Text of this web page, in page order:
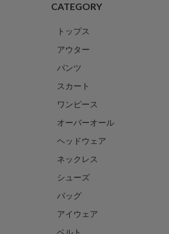
CATEGORY
トップス
アウター
パンツ
スカート
ワンピース
オーバーオール
ヘッドウェア
ネックレス
シューズ
バッグ
アイウェア
ベルト